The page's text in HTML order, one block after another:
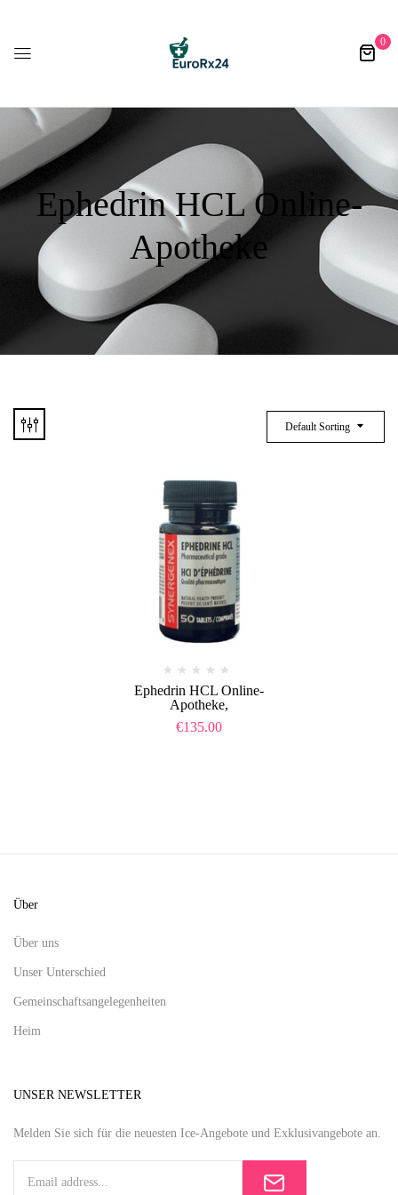
0
Ephedrin HCL Online-
Apotheke
Default Sorting
Ephedrin HCL Online-
Apotheke,
€135.00
Über
Über uns
Unser Unterschied
Gemeinschaftsangelegenheiten
Heim
UNSER NEWSLETTER
Melden Sie sich für die neuesten Ice-Angebote und Exklusivangebote an.